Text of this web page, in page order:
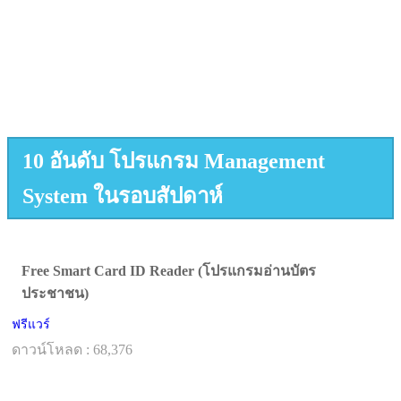
10 อันดับ โปรแกรม Management
System ในรอบสัปดาห์
Free Smart Card ID Reader (โปรแกรมอ่านบัตร
ประชาชน)
ฟรีแวร์
ดาวน์โหลด : 68,376